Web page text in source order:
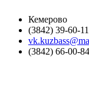
Кемерово
(3842) 39-60-11
(3842) 66-00-